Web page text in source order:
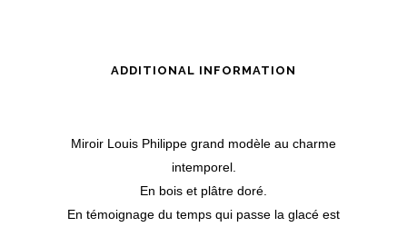
ADDITIONAL INFORMATION
Miroir Louis Philippe grand modèle au charme
intemporel.
En bois et plâtre doré.
En témoignage du temps qui passe la glacé est